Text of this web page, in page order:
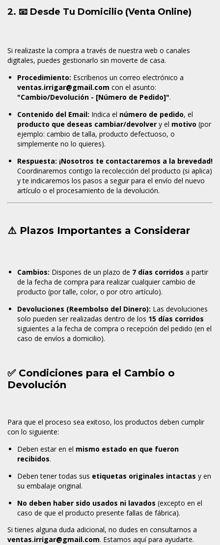
2. 📧 Desde Tu Domicilio (Venta Online)
Si realizaste la compra a través de nuestra web o canales
digitales, puedes gestionarlo sin moverte de casa.
Procedimiento: Escríbenos un correo electrónico a
ventas.irrigar@gmail.com con el asunto:
"Cambio/Devolución - [Número de Pedido]".
Contenido del Email: Indica el número de pedido, el
producto que deseas cambiar/devolver y el motivo (por
ejemplo: cambio de talla, producto defectuoso, o
simplemente no lo quieres).
Respuesta: ¡Nosotros te contactaremos a la brevedad!
Coordinaremos contigo la recolección del producto (si aplica)
y te indicaremos los pasos a seguir para el envío del nuevo
artículo o el procesamiento de la devolución.
⚠️ Plazos Importantes a Considerar
Cambios: Dispones de un plazo de 7 días corridos a partir
de la fecha de compra para realizar cualquier cambio de
producto (por talle, color, o por otro artículo).
Devoluciones (Reembolso del Dinero): Las devoluciones
solo pueden ser realizadas dentro de los 15 días corridos
siguientes a la fecha de compra o recepción del pedido (en el
caso de envíos a domicilio).
✅ Condiciones para el Cambio o
Devolución
Para que el proceso sea exitoso, los productos deben cumplir
con lo siguiente:
Deben estar en el mismo estado en que fueron
recibidos.
Deben tener todas sus etiquetas originales intactas y en
su embalaje original.
No deben haber sido usados ni lavados (excepto en el
caso de que el producto presente fallas de fábrica).
Si tienes alguna duda adicional, no dudes en consultarnos a
ventas.irrigar@gmail.com. Estamos aquí para ayudarte.